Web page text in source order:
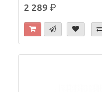
2 289р.